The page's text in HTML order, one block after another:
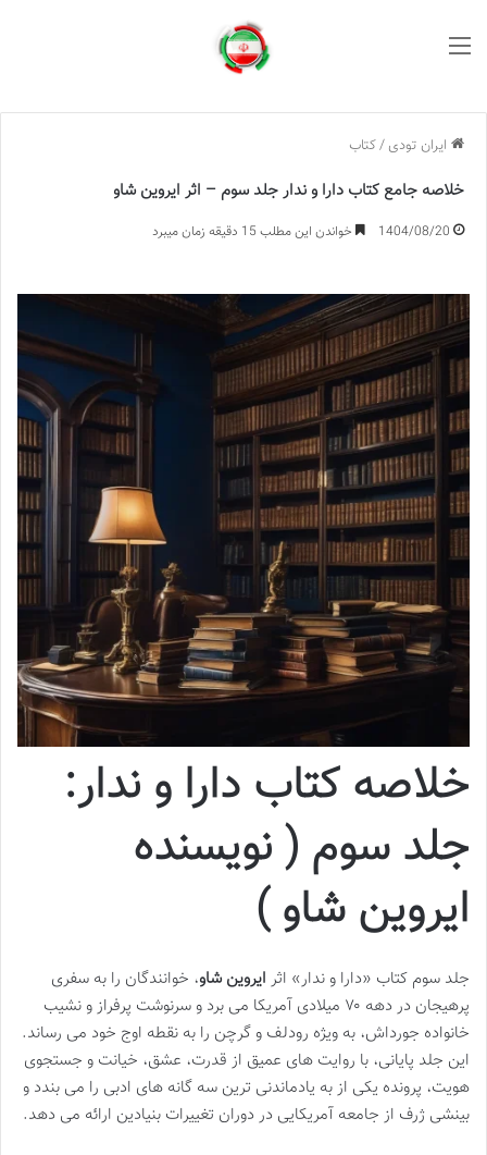
ایران تودی /کتاب
خلاصه جامع کتاب دارا و ندار جلد سوم – اثر ایروین شاو
1404/08/20 خواندن این مطلب 15 دقیقه زمان میبرد
خلاصه کتاب دارا و ندار:
جلد سوم ( نویسنده
ایروین شاو )
جلد سوم کتاب «دارا و ندار» اثر ایروین شاو، خوانندگان را به سفری
پرهیجان در دهه ۷۰ میلادی آمریکا می برد و سرنوشت پرفراز و نشیب
خانواده جورداش، به ویژه رودلف و گرچن را به نقطه اوج خود می رساند.
این جلد پایانی، با روایت های عمیق از قدرت، عشق، خیانت و جستجوی
هویت، پرونده یکی از به یادماندنی ترین سه گانه های ادبی را می بندد و
بینشی ژرف از جامعه آمریکایی در دوران تغییرات بنیادین ارائه می دهد.